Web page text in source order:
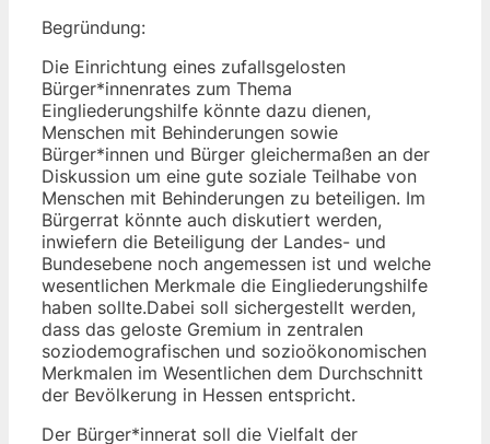
Begründung:
Die Einrichtung eines zufallsgelosten
Bürger*innenrates zum Thema
Eingliederungshilfe könnte dazu dienen,
Menschen mit Behinderungen sowie
Bürger*innen und Bürger gleichermaßen an der
Diskussion um eine gute soziale Teilhabe von
Menschen mit Behinderungen zu beteiligen. Im
Bürgerrat könnte auch diskutiert werden,
inwiefern die Beteiligung der Landes- und
Bundesebene noch angemessen ist und welche
wesentlichen Merkmale die Eingliederungshilfe
haben sollte.Dabei soll sichergestellt werden,
dass das geloste Gremium in zentralen
soziodemografischen und sozioökonomischen
Merkmalen im Wesentlichen dem Durchschnitt
der Bevölkerung in Hessen entspricht.
Der Bürger*innerat soll die Vielfalt der